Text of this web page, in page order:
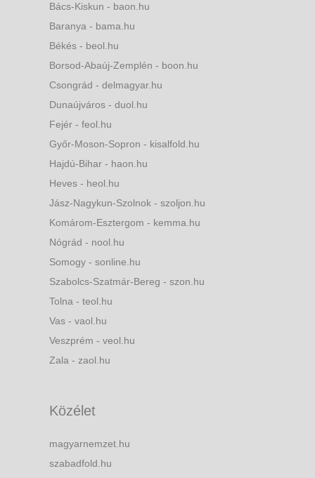
Bács-Kiskun - baon.hu
Baranya - bama.hu
Békés - beol.hu
Borsod-Abaúj-Zemplén - boon.hu
Csongrád - delmagyar.hu
Dunaújváros - duol.hu
Fejér - feol.hu
Győr-Moson-Sopron - kisalfold.hu
Hajdú-Bihar - haon.hu
Heves - heol.hu
Jász-Nagykun-Szolnok - szoljon.hu
Komárom-Esztergom - kemma.hu
Nógrád - nool.hu
Somogy - sonline.hu
Szabolcs-Szatmár-Bereg - szon.hu
Tolna - teol.hu
Vas - vaol.hu
Veszprém - veol.hu
Zala - zaol.hu
Közélet
magyarnemzet.hu
szabadfold.hu